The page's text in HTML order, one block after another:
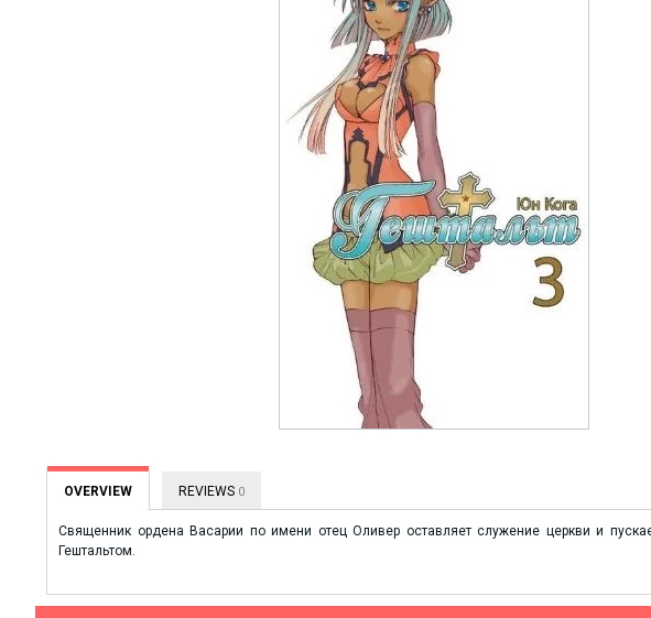
OVERVIEW REVIEWS 0
Священник ордена Васарии по имени отец Оливер оставляет служение церкви и
Гештальтом.